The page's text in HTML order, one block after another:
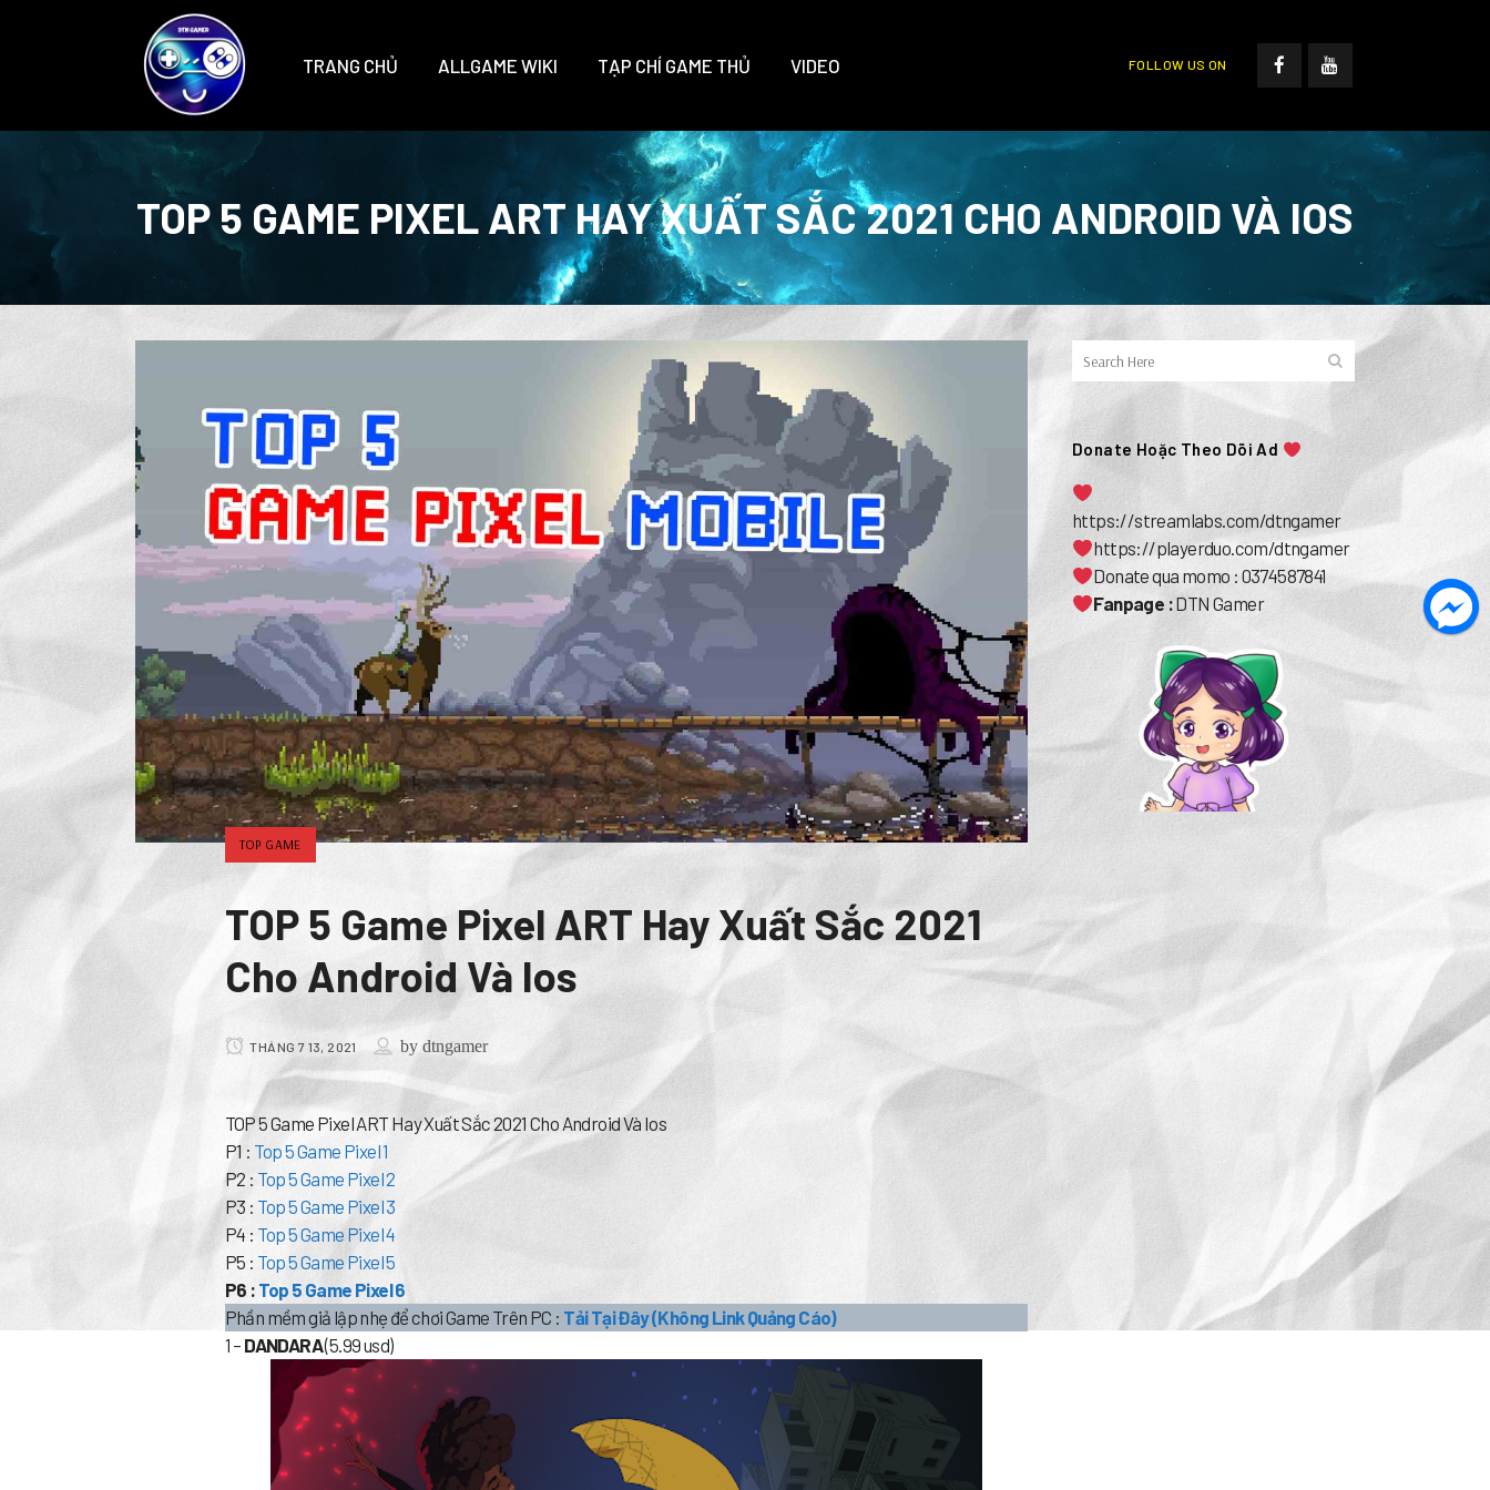
FOLLOW US ON
TRANG CHỦ ALLGAME WIKI TẠP CHÍ GAME THỦ VIDEO
TOP 5 GAME PIXEL ART HAY XUẤT SẮC 2021 CHO ANDROID VÀ IOS
TOP GAME
TOP 5 Game Pixel ART Hay Xuất Sắc 2021
Cho Android Và Ios
THÁNG 7 13, 2021 by dtngamer
TOP 5 Game Pixel ART Hay Xuất Sắc 2021 Cho Android Và Ios
P1 : Top 5 Game Pixel 1
P2 : Top 5 Game Pixel 2
P3 : Top 5 Game Pixel 3
P4 : Top 5 Game Pixel 4
P5 : Top 5 Game Pixel 5
P6 : Top 5 Game Pixel 6
Phần mềm giả lập nhẹ để chơi Game Trên PC : Tải Tại Đây (Không Link Quảng Cáo)
1 – DANDARA(5.99 usd)
Donate Hoặc Theo Dõi Ad
https://streamlabs.com/dtngamer
https://playerduo.com/dtngamer
Donate qua momo : 0374587841
Fanpage :DTN Gamer